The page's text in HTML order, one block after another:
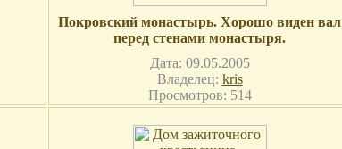
Покровский монастырь. Хорошо виден вал
перед стенами монастыря.
Дата: 09.05.2005
Владелец: kris
Просмотров: 514